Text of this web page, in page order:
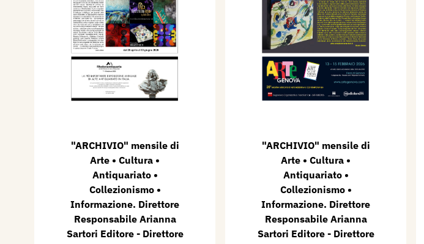
"ARCHIVIO" mensile di
Arte • Cultura •
Antiquariato •
Collezionismo •
Informazione. Direttore
Responsabile Arianna
Sartori Editore - Direttore
"ARCHIVIO" mensile di
Arte • Cultura •
Antiquariato •
Collezionismo •
Informazione. Direttore
Responsabile Arianna
Sartori Editore - Direttore